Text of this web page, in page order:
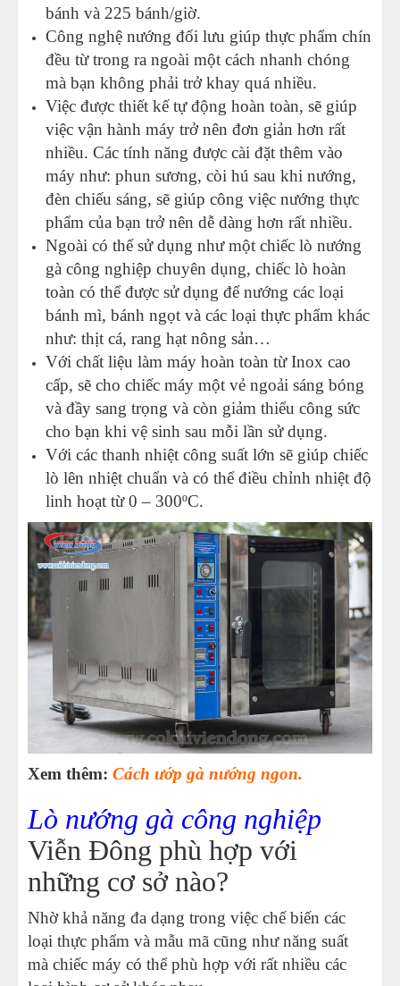
bánh và 225 bánh/giờ.
Công nghệ nướng đối lưu giúp thực phẩm chín
đều từ trong ra ngoài một cách nhanh chóng
mà bạn không phải trở khay quá nhiều.
Việc được thiết kế tự động hoàn toàn, sẽ giúp
việc vận hành máy trở nên đơn giản hơn rất
nhiều. Các tính năng được cài đặt thêm vào
máy như: phun sương, còi hú sau khi nướng,
đèn chiếu sáng, sẽ giúp công việc nướng thực
phẩm của bạn trở nên dễ dàng hơn rất nhiều.
Ngoài có thể sử dụng như một chiếc lò nướng
gà công nghiệp chuyên dụng, chiếc lò hoàn
toàn có thể được sử dụng để nướng các loại
bánh mì, bánh ngọt và các loại thực phẩm khác
như: thịt cá, rang hạt nông sản…
Với chất liệu làm máy hoàn toàn từ Inox cao
cấp, sẽ cho chiếc máy một vẻ ngoải sáng bóng
và đầy sang trọng và còn giảm thiểu công sức
cho bạn khi vệ sinh sau mỗi lần sử dụng.
Với các thanh nhiệt công suất lớn sẽ giúp chiếc
lò lên nhiệt chuẩn và có thể điều chỉnh nhiệt độ
linh hoạt từ 0 – 300ºC.
Xem thêm: Cách ướp gà nướng ngon.
Lò nướng gà công nghiệp
Viễn Đông phù hợp với
những cơ sở nào?
Nhờ khả năng đa dạng trong việc chế biến các
loại thực phẩm và mẫu mã cũng như năng suất
mà chiếc máy có thể phù hợp với rất nhiều các